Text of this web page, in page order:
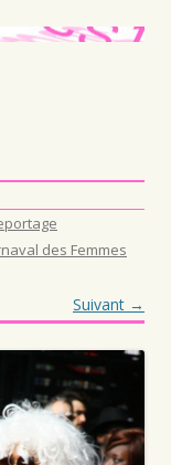
contenu principal
des Femmes
Suivant →